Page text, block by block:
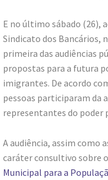
E no último sábado (26),
Sindicato dos Bancários,
primeira das audiências
propostas para a futura
imigrantes. De acordo
pessoas participaram da
representantes do poder
A audiência, assim como
caráter consultivo sobre o
Municipal para a